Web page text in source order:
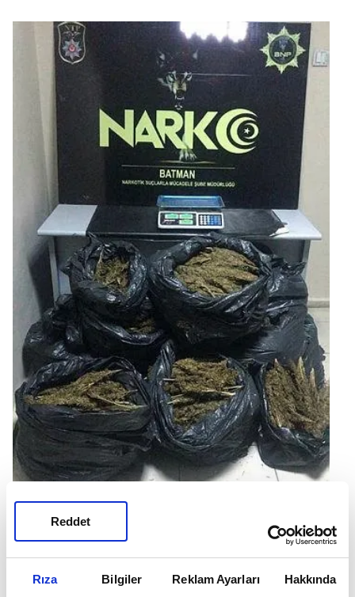
Rıza Bilgiler Reklam Ayarları Hakkında
Reddet